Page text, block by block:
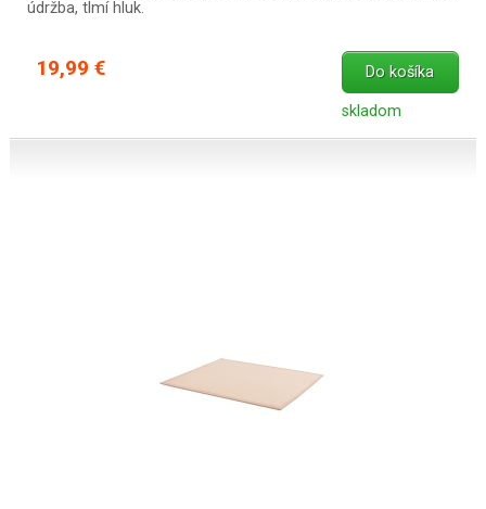
údržba, tlmí hluk.
19,99 € Do košíka
skladom